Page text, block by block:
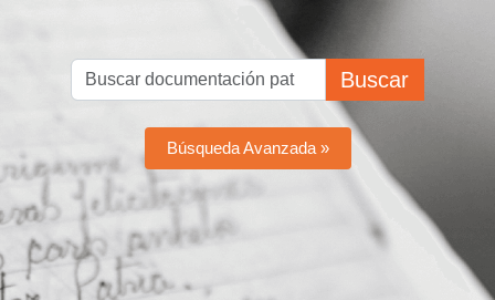
Buscar
Búsqueda Avanzada »